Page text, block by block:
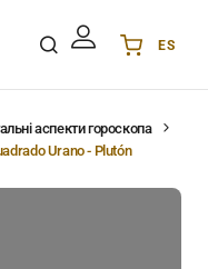
ES
DE Deutsch
PL Polski
аспекти гороскопа
Urano - Plutón